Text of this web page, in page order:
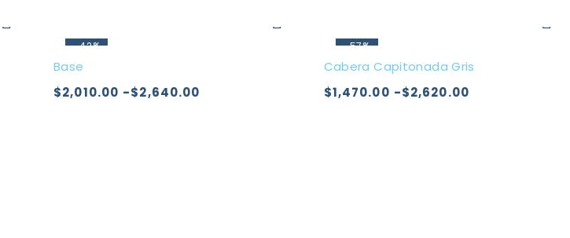
-42%
Base
$2,010.00 -$2,640.00
-57%
Cabera Capitonada Gris
$1,470.00 -$2,620.00